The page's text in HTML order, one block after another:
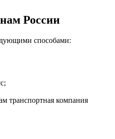
России
способами:
транспортная компания